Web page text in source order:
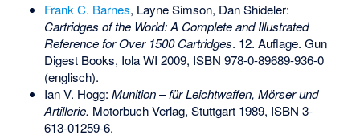
Frank C. Barnes, Layne Simson, Dan Shideler:
Cartridges of the World: A Complete and Illustrated
Reference for Over 1500 Cartridges. 12. Auflage. Gun
Digest Books, Iola WI 2009, ISBN 978-0-89689-936-0
(englisch).
Ian V. Hogg: Munition – für Leichtwaffen, Mörser und
Artillerie. Motorbuch Verlag, Stuttgart 1989, ISBN 3-
613-01259-6.